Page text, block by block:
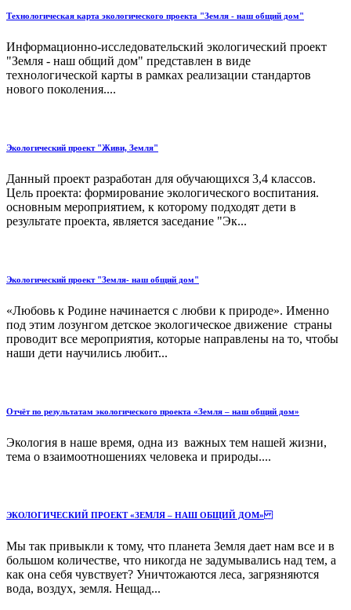
Технологическая карта экологического проекта "Земля - наш общий дом"
Информационно-исследовательский экологический проект
"Земля - наш общий дом" представлен в виде
технологической карты в рамках реализации стандартов
нового поколения....
Экологический проект "Живи, Земля"
Данный проект разработан для обучающихся 3,4 классов.
Цель проекта: формирование экологического воспитания.
основным мероприятием, к которому подходят дети в
результате проекта, является заседание "Эк...
Экологический проект "Земля- наш общий дом"
«Любовь к Родине начинается с любви к природе». Именно
под этим лозунгом детское экологическое движение страны
проводит все мероприятия, которые направлены на то, чтобы
наши дети научились любит...
Отчёт по результатам экологического проекта «Земля – наш общий дом»
Экология в наше время, одна из важных тем нашей жизни,
тема о взаимоотношениях человека и природы....
ЭКОЛОГИЧЕСКИЙ ПРОЕКТ «ЗЕМЛЯ – НАШ ОБЩИЙ ДОМ»
Мы так привыкли к тому, что планета Земля дает нам все и в
большом количестве, что никогда не задумывались над тем, а
как она себя чувствует? Уничтожаются леса, загрязняются
вода, воздух, земля. Нещад...